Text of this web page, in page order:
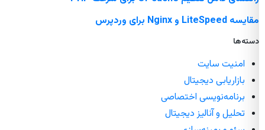
مقایسه LiteSpeed و Nginx برای وردپرس
دسته‌ها
امنیت سایت
بازاریابی دیجیتال
برنامه‌نویسی اختصاصی
تحلیل و آنالیز دیجیتال